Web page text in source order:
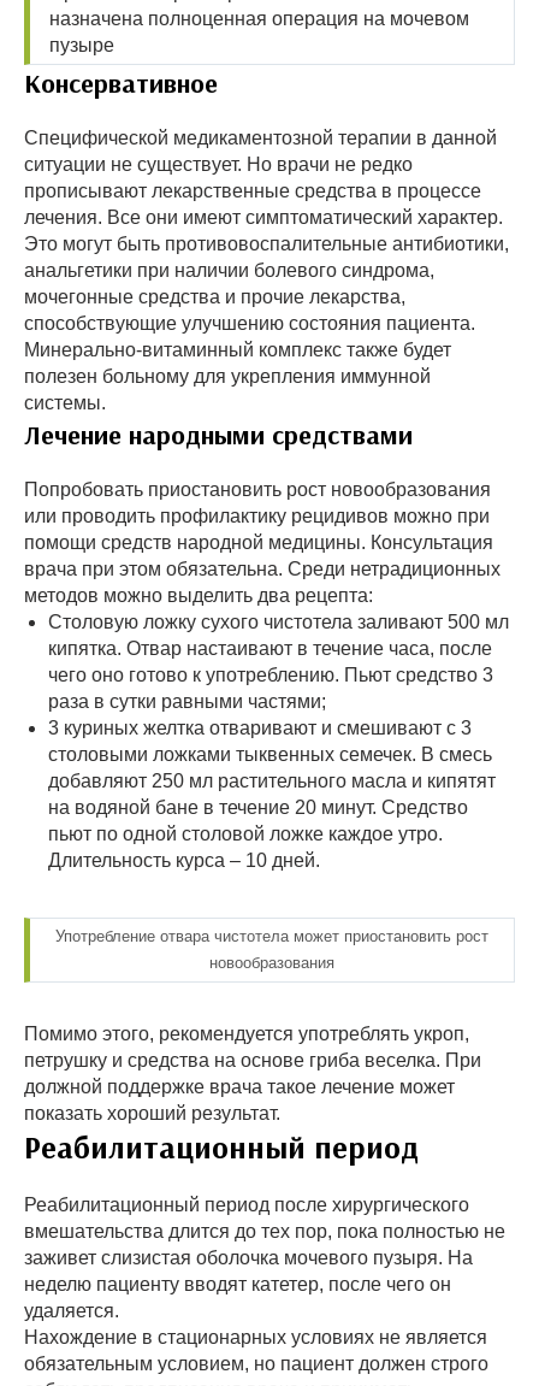
назначена полноценная операция на мочевом
пузыре
Консервативное
Специфической медикаментозной терапии в данной
ситуации не существует. Но врачи не редко
прописывают лекарственные средства в процессе
лечения. Все они имеют симптоматический характер.
Это могут быть противовоспалительные антибиотики,
анальгетики при наличии болевого синдрома,
мочегонные средства и прочие лекарства,
способствующие улучшению состояния пациента.
Минерально-витаминный комплекс также будет
полезен больному для укрепления иммунной
системы.
Лечение народными средствами
Попробовать приостановить рост новообразования
или проводить профилактику рецидивов можно при
помощи средств народной медицины. Консультация
врача при этом обязательна. Среди нетрадиционных
методов можно выделить два рецепта:
Столовую ложку сухого чистотела заливают 500 мл
кипятка. Отвар настаивают в течение часа, после
чего оно готово к употреблению. Пьют средство 3
раза в сутки равными частями;
3 куриных желтка отваривают и смешивают с 3
столовыми ложками тыквенных семечек. В смесь
добавляют 250 мл растительного масла и кипятят
на водяной бане в течение 20 минут. Средство
пьют по одной столовой ложке каждое утро.
Длительность курса – 10 дней.
Употребление отвара чистотела может приостановить рост
новообразования
Помимо этого, рекомендуется употреблять укроп,
петрушку и средства на основе гриба веселка. При
должной поддержке врача такое лечение может
показать хороший результат.
Реабилитационный период
Реабилитационный период после хирургического
вмешательства длится до тех пор, пока полностью не
заживет слизистая оболочка мочевого пузыря. На
неделю пациенту вводят катетер, после чего он
удаляется.
Нахождение в стационарных условиях не является
обязательным условием, но пациент должен строго